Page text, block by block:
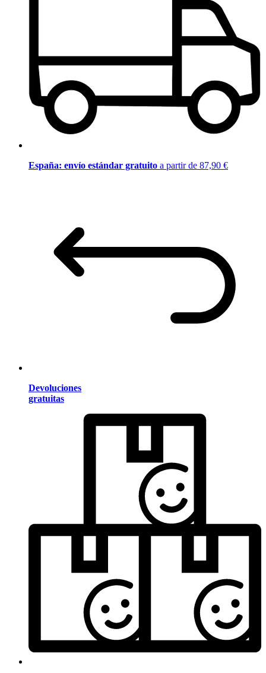
España: envío estándar gratuito a partir de 87,90 €
Devoluciones
gratuitas